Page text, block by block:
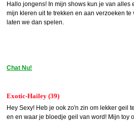
Hallo jongens! In mijn shows kun je van
mijn kleren uit te trekken en aan verzoeken
laten we dan spelen.
Chat Nu!
Exotic-Hailey (39)
Hey Sexy! Heb je ook zo'n zin om lekker geil
en en waar je bloedje geil van word! Mijn toy